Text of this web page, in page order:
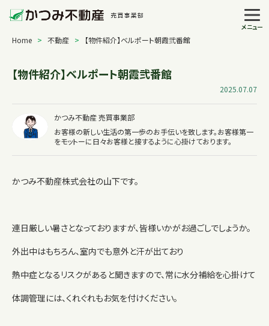
メニュー
Home > 不動産 > 【物件紹介】ベルポート朝霞弐番館
【物件紹介】ベルポート朝霞弐番館
2025.07.07
かつみ不動産 売買事業部
お客様の新しい生活の第一歩のお手伝いを致します。お客様第一
をモットーに日々お客様と接するように心掛けております。
かつみ不動産株式会社の山下です。
連日厳しい暑さとなっておりますが、皆様いかがお過ごしでしょうか。
外出中はもちろん、室内でも意外と汗が出ており
熱中症となるリスクがあると聞きますので、常に水分補給を心掛けて
体調管理には、くれぐれもお気を付けください。